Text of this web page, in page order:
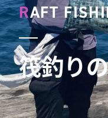
RAFT
筏釣りの